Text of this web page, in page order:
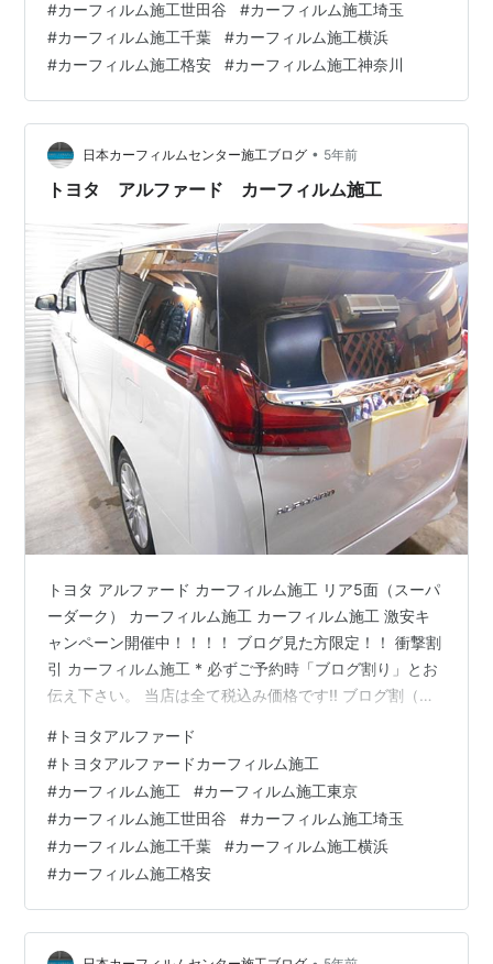
ブログ割 -￥1,000 ナンバー割 -￥2,000 なんと！合計
￥17,000 （…
#カーフィルム施工世田谷 #カーフィルム施工埼玉
#カーフィルム施工千葉 #カーフィルム施工横浜
#カーフィルム施工格安 #カーフィルム施工神奈川
日本カーフィルムセンター施工ブログ • 5年前
トヨタ アルファード カーフィルム施工
トヨタ アルファード カーフィルム施工 リア5面（スーパ
ーダーク） カーフィルム施工 カーフィルム施工 激安キ
ャンペーン開催中！！！！ ブログ見た方限定！！ 衝撃割
引 カーフィルム施工 * 必ずご予約時「ブログ割り」とお
伝え下さい。 当店は全て税込み価格です!! ブログ割（本
ィング除く 既存キャンペーンから更に割引！！！ 全ての
パック施工より￥1,000-OFF 例えば * 国産車（リア5
面） トヨタヴェルファイア カーフィルム施工 定価
￥20,000 ブログ割 -￥1,000 ナンバー割 -￥2,000 なん
と！合計 ￥17,000 …
# トヨタアルファード
# トヨタアルファードカーフィルム施工
#カーフィルム施工 #カーフィルム施工東京
#カーフィルム施工世田谷 #カーフィルム施工埼玉
#カーフィルム施工千葉 #カーフィルム施工横浜
#カーフィルム施工格安